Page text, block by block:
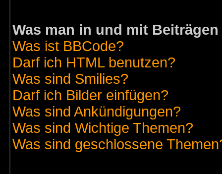
Was man in und mit
Was ist BBCode?
Darf ich HTML benutzen?
Was sind Smilies?
Darf ich Bilder einfügen?
Was sind Ankündigungen?
Was sind Wichtige Themen?
Was sind geschlossene